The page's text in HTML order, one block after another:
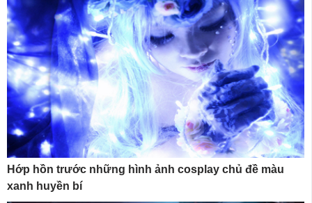
Hớp hồn trước những hình ảnh cosplay chủ đề màu
xanh huyền bí